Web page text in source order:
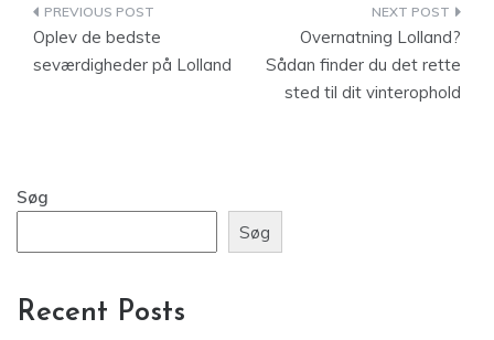
Indlægsnavigation
Oplev de bedste
seværdigheder på Lolland
Overnatning Lolland?
Sådan finder du det rette
sted til dit vinterophold
Søg
Søg
Recent Posts